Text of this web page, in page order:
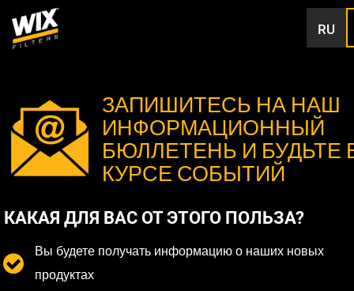
RU
ЗАПИШИТЕСЬ НА НАШ
ИНФОРМАЦИОННЫЙ
БЮЛЛЕТЕНЬ И БУДЬТЕ
КУРСЕ СОБЫТИЙ
КАКАЯ ДЛЯ ВАС ОТ ЭТОГО ПОЛЬЗА?
Вы будете получать информацию о наших новых
продуктах